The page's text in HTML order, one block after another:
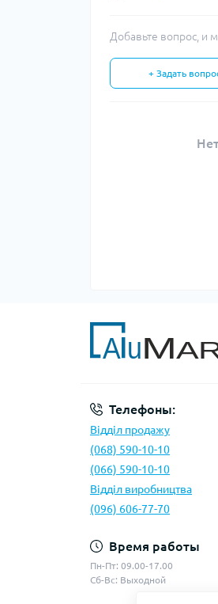
Добавьте вопрос, и
+ Задать
Телефоны:
Відділ продажу
(068) 590-10-10
(066) 590-10-10
Відділ виробництва
(096) 606-77-70
Время работы
Пн-Пт: 09.00-17.00
Сб-Вс: Выходной